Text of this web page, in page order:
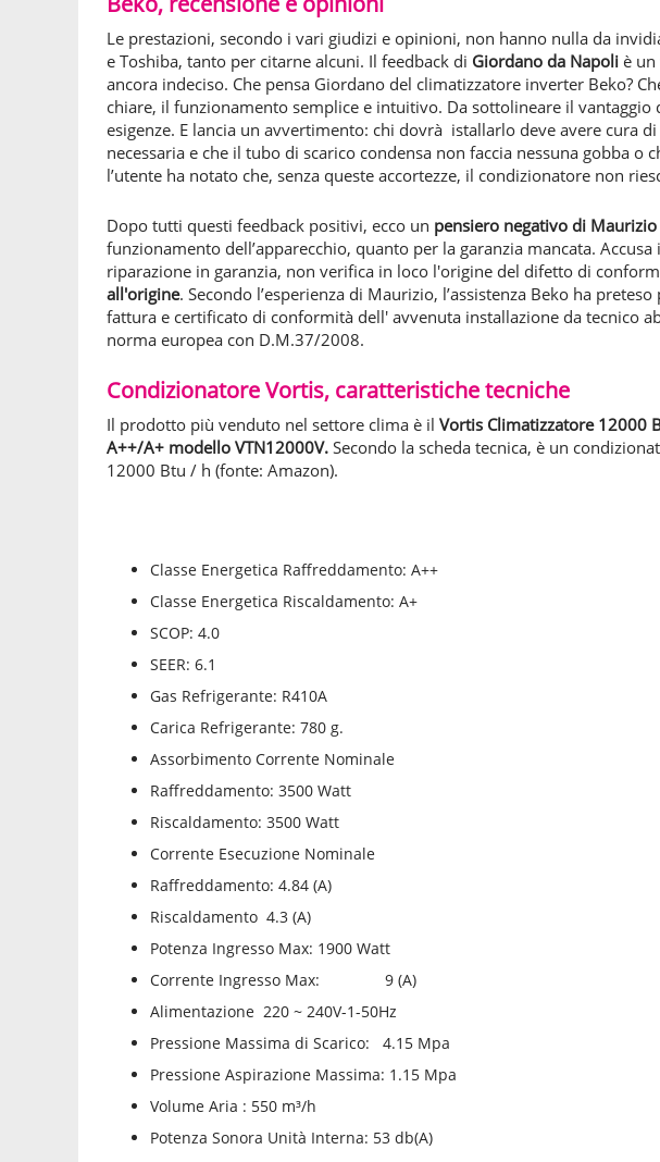
Le prestazioni, secondo i vari giudizi e opinioni, non hanno nulla da
e Toshiba, tanto per citarne alcuni. Il feedback di Giordano da Napoli è
ancora indeciso. Che pensa Giordano del climatizzatore inverter Beko?
chiare, il funzionamento semplice e intuitivo. Da sottolineare il
esigenze. E lancia un avvertimento: chi dovrà istallarlo deve avere cura
necessaria e che il tubo di scarico condensa non faccia nessuna gobba o
l’utente ha notato che, senza queste accortezze, il condizionatore non
Dopo tutti questi feedback positivi, ecco un pensiero negativo di
funzionamento dell’apparecchio, quanto per la garanzia mancata.
riparazione in garanzia, non verifica in loco l'origine del difetto di
all'origine. Secondo l’esperienza di Maurizio, l’assistenza Beko ha
fattura e certificato di conformità dell' avvenuta installazione da tecnico
norma europea con D.M.37/2008.
Condizionatore Vortis, caratteristiche tecniche
Il prodotto più venduto nel settore clima è il Vortis Climatizzatore 12000
A++/A+ modello VTN12000V. Secondo la scheda tecnica, è un
12000 Btu / h (fonte: Amazon).
Classe Energetica Raffreddamento: A++
Classe Energetica Riscaldamento: A+
SCOP: 4.0
SEER: 6.1
Gas Refrigerante: R410A
Carica Refrigerante: 780 g.
Assorbimento Corrente Nominale
Raffreddamento: 3500 Watt
Riscaldamento: 3500 Watt
Corrente Esecuzione Nominale
Raffreddamento: 4.84 (A)
Riscaldamento 4.3 (A)
Potenza Ingresso Max: 1900 Watt
Corrente Ingresso Max: 9 (A)
Alimentazione 220 ~ 240V-1-50Hz
Pressione Massima di Scarico: 4.15 Mpa
Pressione Aspirazione Massima: 1.15 Mpa
Volume Aria : 550 m³/h
Potenza Sonora Unità Interna: 53 db(A)